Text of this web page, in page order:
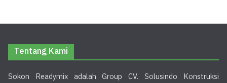
Tentang Kami
Sokon Readymix adalah Group CV. Solusindo Konstruksi